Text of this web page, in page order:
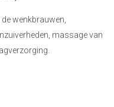
wenkbrauwen,
massage van